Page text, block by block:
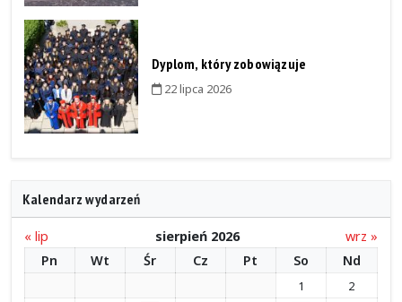
Dyplom, który zobowiązuje
22 lipca 2026
Kalendarz wydarzeń
« lip sierpień 2026
wrz »
Pn
Wt Śr Cz Pt So Nd
1
2